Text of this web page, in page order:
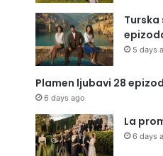
5 days
Plamen ljubavi 28
6 days ago
La
6 days